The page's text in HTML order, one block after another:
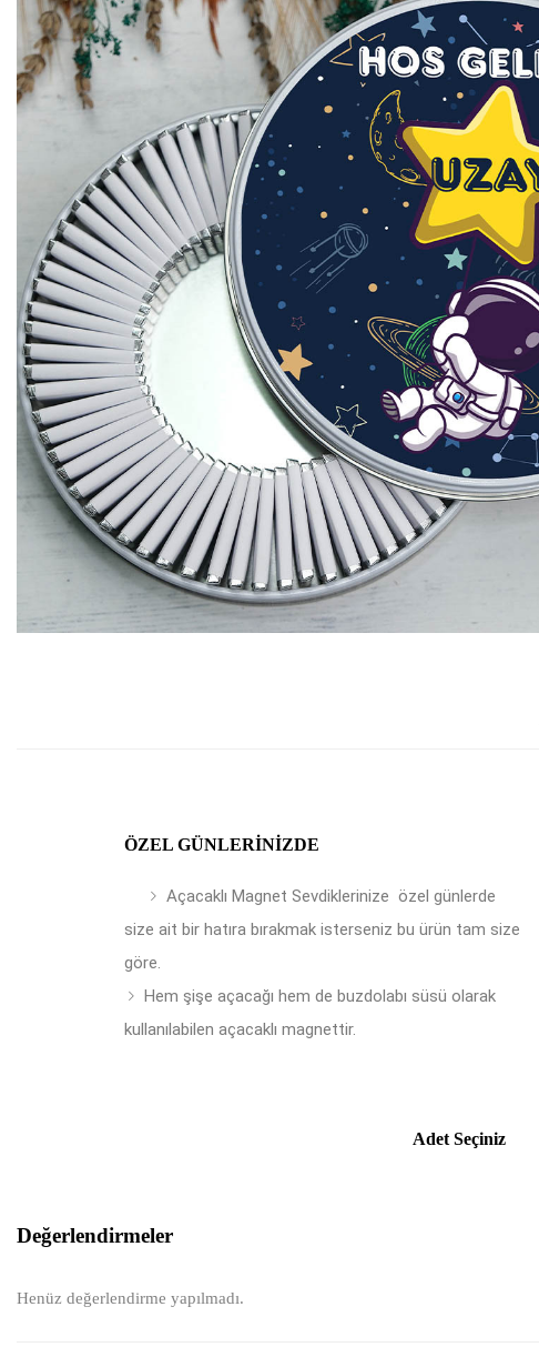
ÖZEL GÜNLERINIZDE
Açacaklı Magnet Sevdiklerinize özel günlerde
size ait bir hatıra bırakmak isterseniz bu ürün tam size
göre.
Hem şişe açacağı hem de buzdolabı süsü olarak
kullanılabilen açacaklı magnettir.
Adet Seçiniz
Değerlendirmeler
Henüz değerlendirme yapılmadı.